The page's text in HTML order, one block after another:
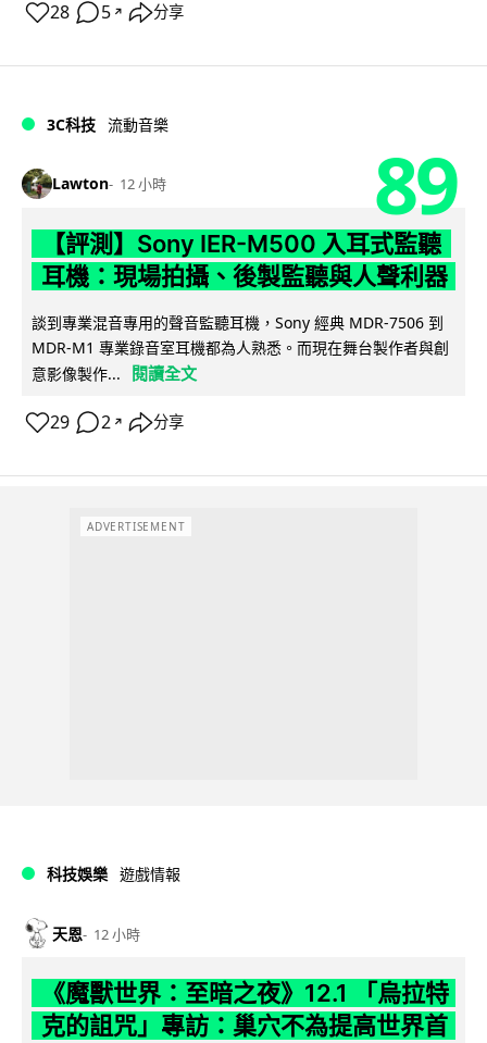
28 5 ↗ 分享
3C科技 流動音樂
Lawton 12 小時 89
【評測】Sony IER-M500 入耳式監聽
耳機：現場拍攝、後製監聽與人聲利器
談到專業混音專用的聲音監聽耳機，Sony 經典 MDR-7506 到
MDR-M1 專業錄音室耳機都為人熟悉。而現在舞台製作者與創
意影像製作...
閱讀全文
29 2 ↗ 分享
ADVERTISEMENT
科技娛樂 遊戲情報
天恩 12 小時
《魔獸世界：至暗之夜》12.1 「烏拉特
克的詛咒」專訪：巢穴不為提高世界首